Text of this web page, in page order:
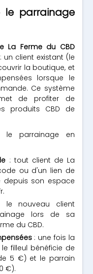
le parrainage
La Ferme du CBD
client existant (le
la boutique, et
lorsque le
Ce système
de profiter de
produits CBD de
le parrainage en
: tout client de La
ou d'un lien de
depuis son espace
le nouveau client
lors de sa
du CBD.
: une fois la
filleul bénéficie de
5 €) et le parrain
€).